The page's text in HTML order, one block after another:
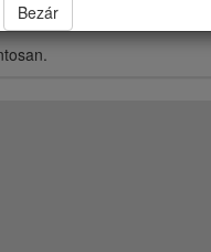
Bezár